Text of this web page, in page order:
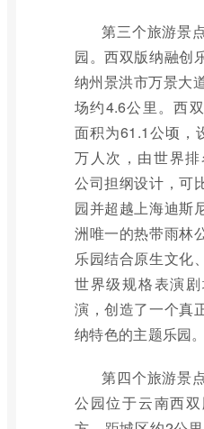
第三个旅游景
园。西双版纳融创
纳州景洪市万景大
场约4.6公里。西
面积为61.1公顷，
万人次，由世界
公司担纲设计，可
园并超越上海迪斯
洲唯一的热带雨林
乐园结合原生文化
世界级规格表演
演，创造了一个真
纳特色的主题乐园。
第四个旅游景
公园位于云南西